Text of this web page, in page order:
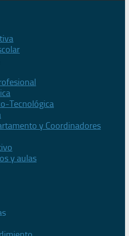
Tecnológica
y Coordinadores
y aulas